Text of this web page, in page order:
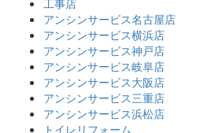
工事店
アンシンサービス名古屋店
アンシンサービス横浜店
アンシンサービス神戸店
アンシンサービス岐阜店
アンシンサービス大阪店
アンシンサービス三重店
アンシンサービス浜松店
トイレリフォーム